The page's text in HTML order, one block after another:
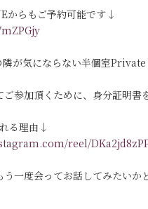
からもご予約可能です↓
が気にならない半個室
参加頂くために、身分証明書
る理由↓
reel/
う一度会ってお話してみたい